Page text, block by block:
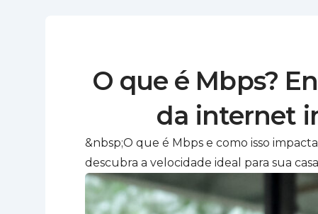
O que é Mbps?
da internet
&nbsp;O que é Mbps e como isso
descubra a velocidade ideal para sua